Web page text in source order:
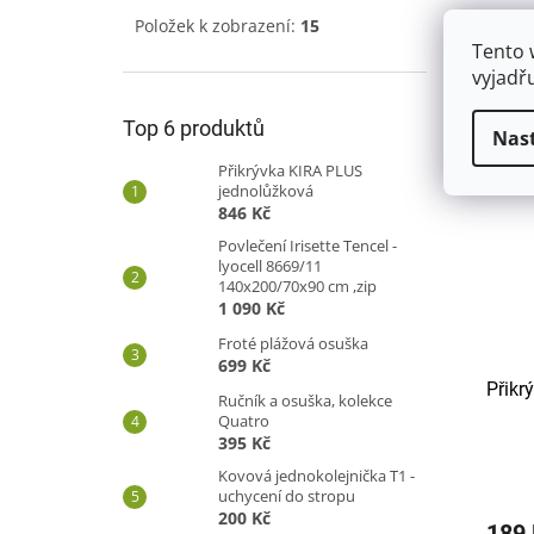
Tento
Položek k zobrazení: 15
Top 6 produktů
Přikrývka KIRA PLUS
jednolůžková
846 Kč
Povlečení Irisette Tencel -
lyocell 8669/11
140x200/70x90 cm ,zip
1 090 Kč
Froté plážová osuška
699 Kč
Ručník a osuška, kolekce
Quatro
395 Kč
Kovová jednokolejnička T1 -
uchycení do stropu
200 Kč
na